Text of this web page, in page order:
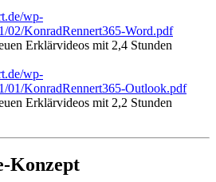
wp-
02/KonradRennert365-Word.pdf
Erklärvideos mit 2,4 Stunden
wp-
01/KonradRennert365-Outlook.pdf
Erklärvideos mit 2,2 Stunden
Konzept